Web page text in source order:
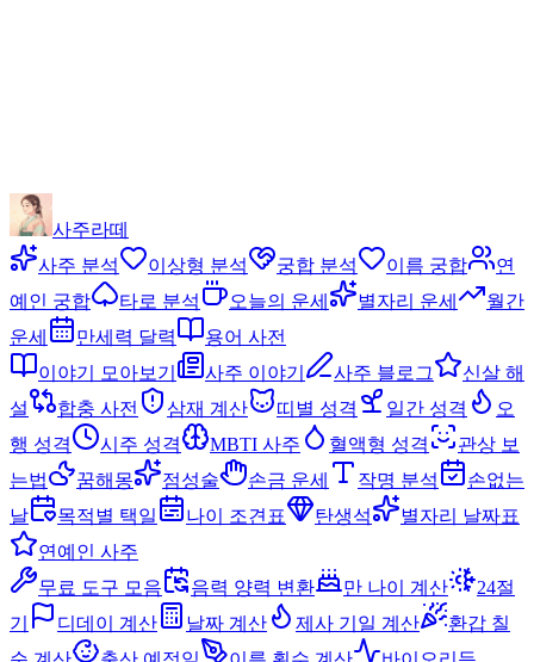
사주라떼
사주 분석
이상형 분석 궁합 분석 이름 궁합
연
예인 궁합
타로 분석 오늘의 운세 별자리 운세
월간
운세
만세력 달력
용어 사전
이야기 모아보기
사주 이야기 사주 블로그
신살 해
설
합충 사전 삼재 계산 띠별 성격 일간 성격
오
행 성격
시주 성격 MBTI 사주 혈액형 성격
관상 보
는법
꿈해몽 점성술 손금 운세 작명 분석
손없는
날
목적별 택일 나이 조견표 탄생석
별자리 날짜표
연예인 사주
무료 도구 모음
음력 양력 변환 만 나이 계산
24절
기
디데이 계산 날짜 계산 제사 기일 계산
환갑 칠